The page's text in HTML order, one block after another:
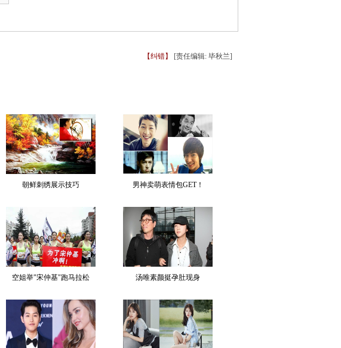
【纠错】 [责任编辑: 毕秋兰]
朝鲜刺绣展示技巧 男神卖萌表情包GET！
空姐举"宋仲基"跑马拉松 汤唯素颜挺孕肚现身